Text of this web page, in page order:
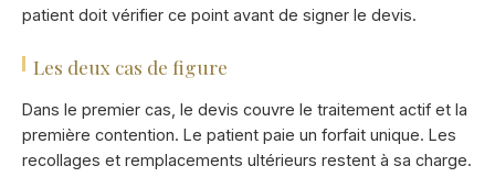
patient doit vérifier ce point avant de signer le devis.
Les deux cas de figure
Dans le premier cas, le devis couvre le traitement actif et la
première contention. Le patient paie un forfait unique. Les
recollages et remplacements ultérieurs restent à sa charge.